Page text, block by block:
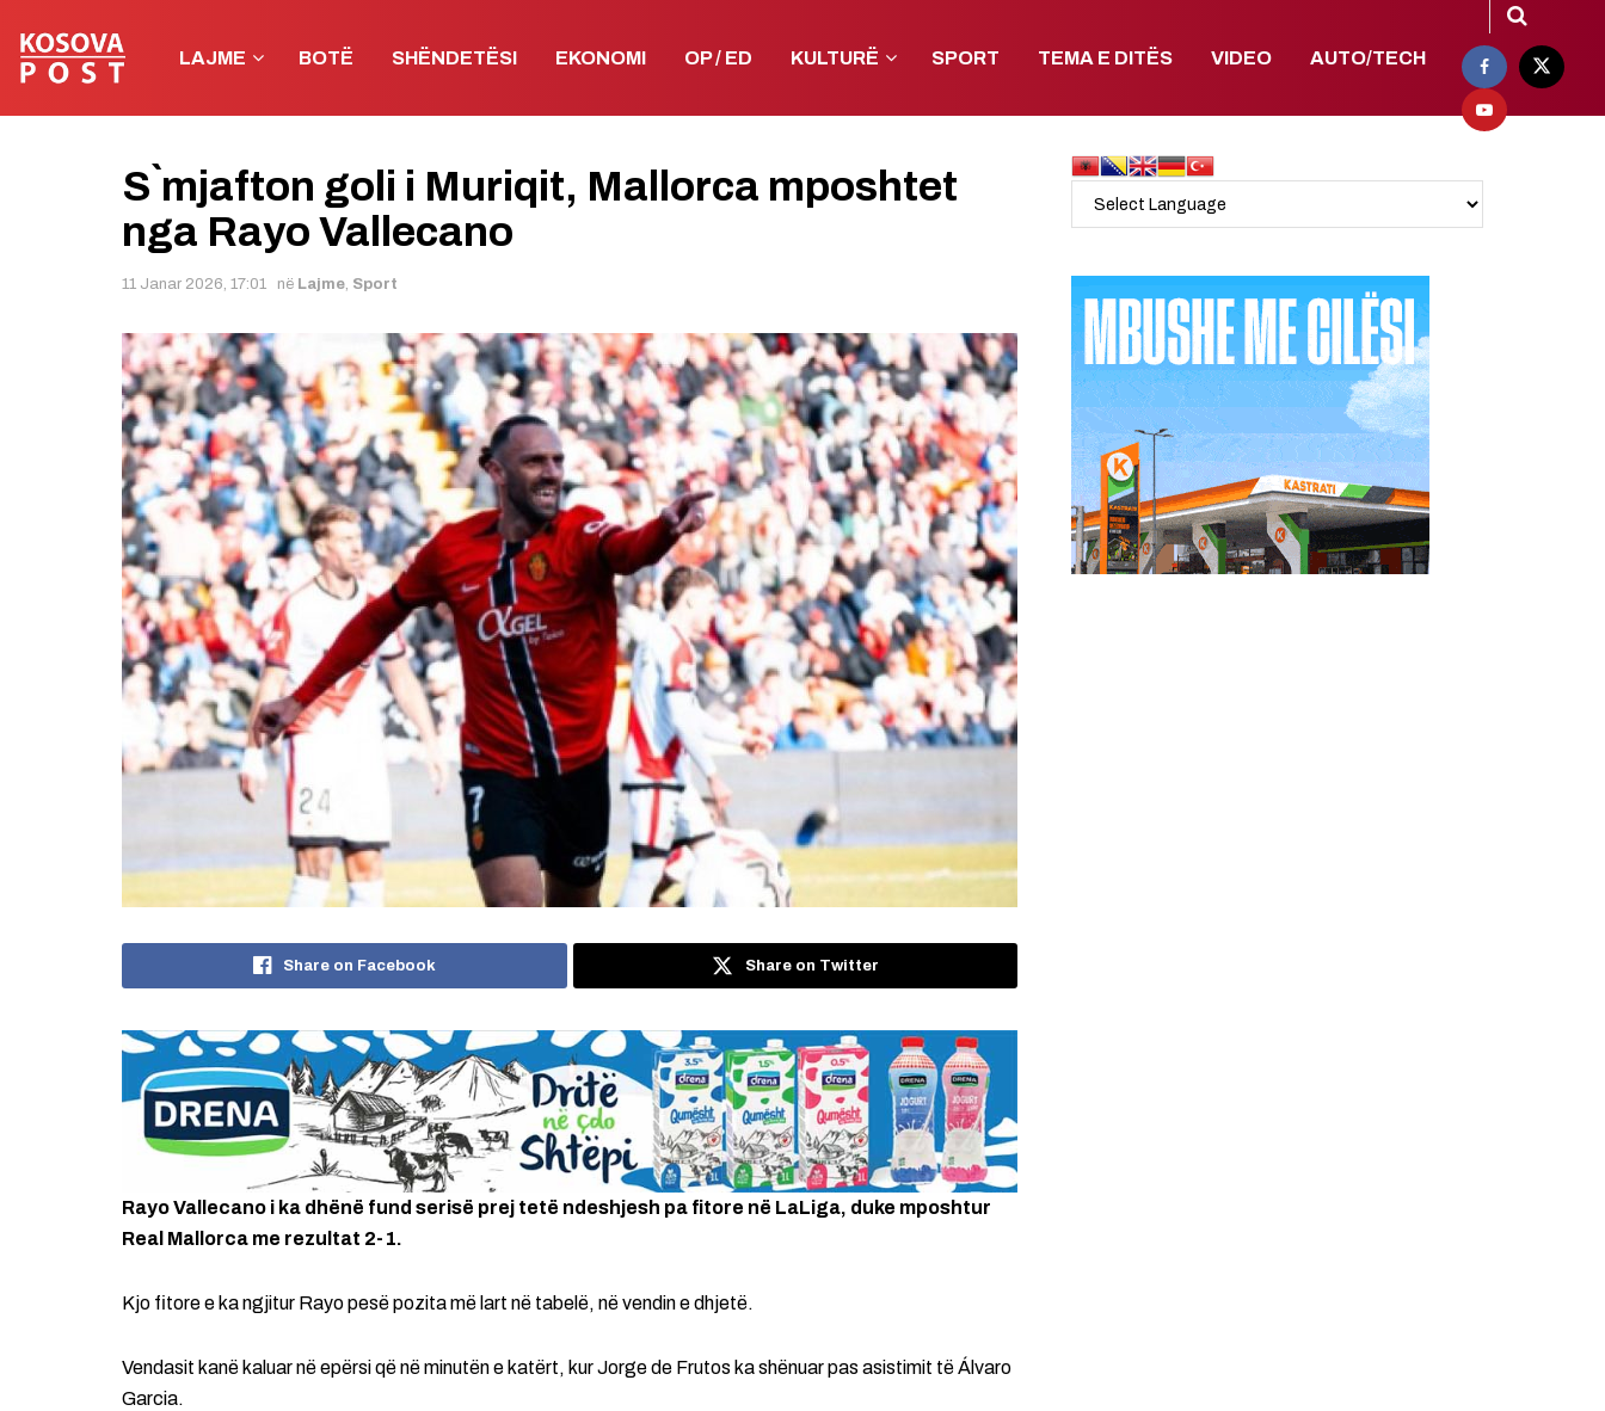
LAJME BOTË SHËNDETËSI EKONOMI OP / ED KULTURË SPORT TEMA E DITËS VIDEO AUTO/TECH
S`mjafton goli i Muriqit, Mallorca mposhtet
nga Rayo Vallecano
11 Janar 2026, 17:01 në Lajme, Sport
Share on Facebook Share on Twitter
Rayo Vallecano i ka dhënë fund serisë prej tetë ndeshjesh pa fitore në LaLiga, duke mposhtur
Real Mallorca me rezultat 2-1.
Kjo fitore e ka ngjitur Rayo pesë pozita më lart në tabelë, në vendin e dhjetë.
Vendasit kanë kaluar në epërsi që në minutën e katërt, kur Jorge de Frutos ka shënuar pas asistimit të Álvaro
Garcia.